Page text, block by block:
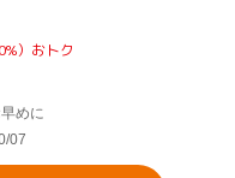
）おトク
めに
07